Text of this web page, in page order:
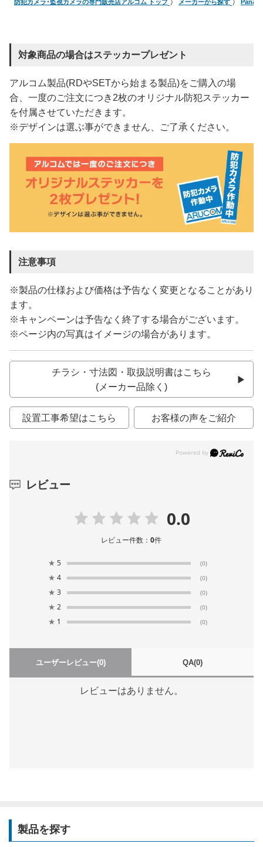
防犯カメラ･監視カメラの専門販売店アルコム トップ メーカーから探す
対象商品の場合はステッカープレゼント
アルコム製品(RDやSETから始まる製品)をご購入の場
合、一度のご注文につき2枚のオリジナル防犯ステッカー
を付属させていただきます。
※デザインは選ぶ事ができません、ご了承ください。
注意事項
※製品の仕様および価格は予告なく変更となることがあり
ます。
※キャンペーンは予告なく終了する場合がございます。
※ページ内の写真はイメージの場合があります。
チラシ・寸法図・取扱説明書はこちら
(メーカー品除く)
設置工事希望はこちら お客様の声をご紹介
レビュー
0.0
レビュー件数：0件
★ 5 (0)
★ 4 (0)
★ 3 (0)
★ 2 (0)
★ 1 (0)
ユーザーレビュー(0) QA(0)
レビューはありません。
製品を探す